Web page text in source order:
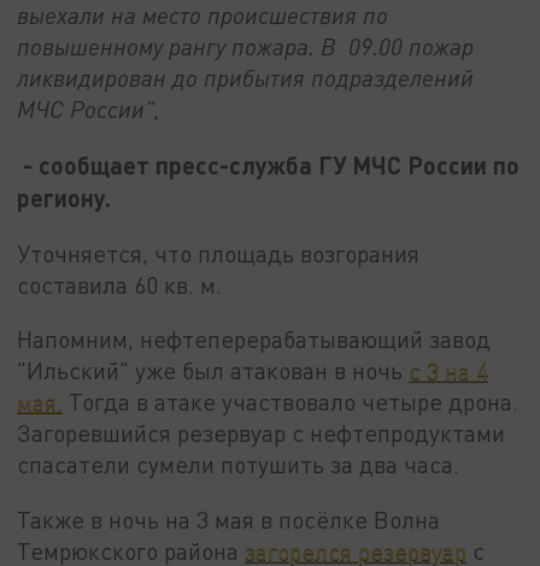
выехали на место происшествия по
повышенному рангу пожара. В 09.00 пожар
ликвидирован до прибытия подразделений
МЧС России",
- сообщает пресс-служба ГУ МЧС России по
региону.
Уточняется, что площадь возгорания
составила 60 кв. м.
Напомним, нефтеперерабатывающий завод
"Ильский" уже был атакован в ночь с 3 на 4
мая. Тогда в атаке участвовало четыре дрона.
Загоревшийся резервуар с нефтепродуктами
спасатели сумели потушить за два часа.
Также в ночь на 3 мая в посёлке Волна
Темрюкского района загорелся резервуар с